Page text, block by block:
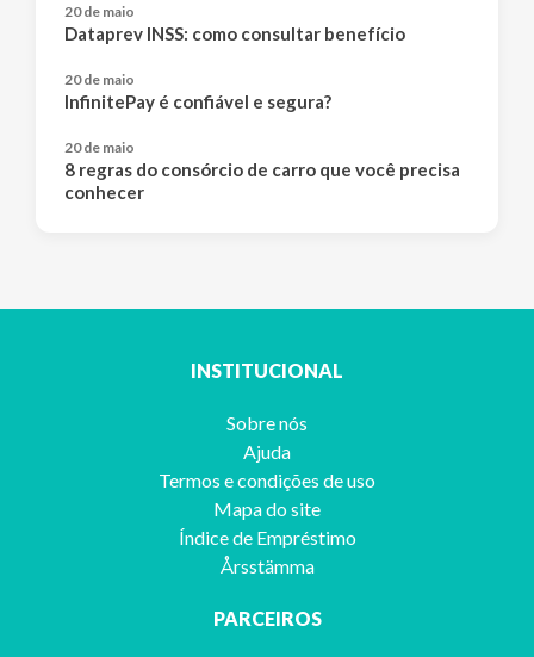
20 de maio
Dataprev INSS: como consultar benefício
20 de maio
InfinitePay é confiável e segura?
20 de maio
8 regras do consórcio de carro que você precisa
conhecer
INSTITUCIONAL
Sobre nós
Ajuda
Termos e condições de uso
Mapa do site
Índice de Empréstimo
Årsstämma
PARCEIROS